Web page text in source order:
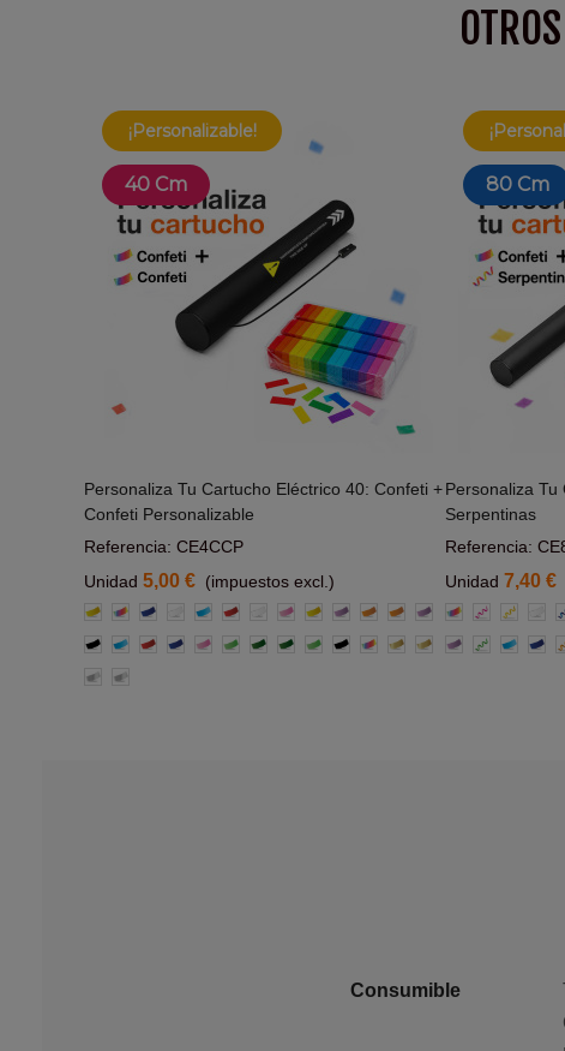
40 Cm
¡Personalizable!
Añadir Al Carrito
Personaliza Tu Cartucho Eléctrico 40: Confeti +
Confeti Personalizable
Referencia: CE4CCP
Unidad5,00 € (impuestos excl.)
Amarillo
Multicolor
Azul BlancoAzulRojo BlancoRosaAmarillo
MoradoNaranjaNaranja
Morado
NegroAzulRojoAzulRosaVerdeVerdeVerdeVerdeNegroMulticolor
OroOro
PlataPlata
80 Cm
Personaliza Tu
Serpentinas
Referencia:
Unidad7,40 €
Multicolor
Rosa
Morado
VerdeAzulAzul
Consumible